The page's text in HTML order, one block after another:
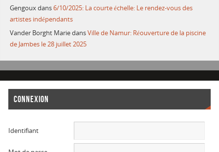
Gengouxdans6/10/2025: La courte échelle: Le rendez-vous des
artistes indépendants
Vander Borght MariedansVille de Namur: Réouverture de la piscine
de Jambes le 28 juillet 2025
CONNEXION
Identifiant